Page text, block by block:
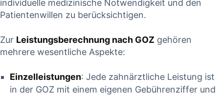
individuelle ‍medizinische Notwendigkeit und den
Patientenwillen zu berücksichtigen.
Zur⁢ Leistungsberechnung ‍nach GOZ gehören
mehrere wesentliche Aspekte:
Einzelleistungen: ⁣Jede zahnärztliche Leistung ist
in ⁣der⁤ GOZ mit einem eigenen Gebührenziffer und